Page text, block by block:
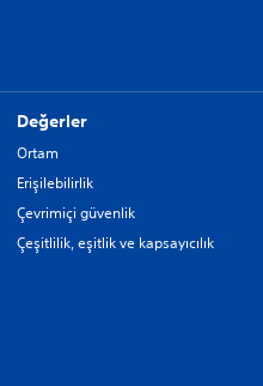
Değerler
Ortam
Erişilebilirlik
Çevrimiçi güvenlik
Çeşitlilik, eşitlik ve kapsayıcılık